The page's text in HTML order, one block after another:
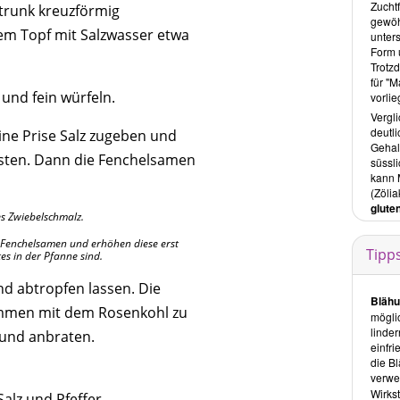
kreuzförmig
Topf mit Salzwasser etwa
fein würfeln.
Prise Salz zugeben und
Dann die Fenchelsamen
Zwiebelschmalz.
und erhöhen diese erst
in der Pfanne sind.
abtropfen lassen. Die
mit dem Rosenkohl zu
anbraten.
Die
Form
für
kann
die